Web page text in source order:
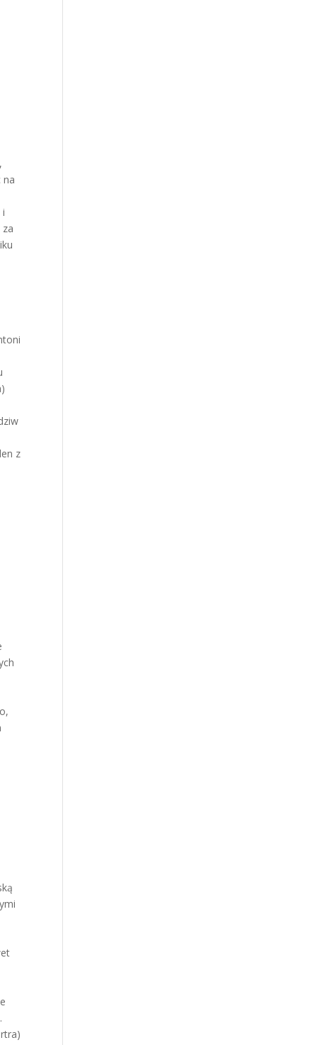
na
i
z